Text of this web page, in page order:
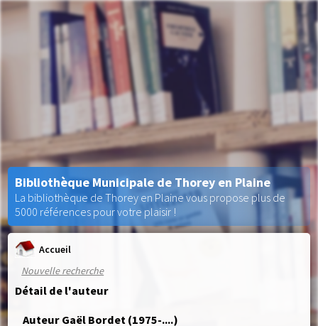
Accueil
Nouvelle recherche
Détail de l'auteur
Auteur Gaël Bordet (1975-....)
Bibliothèque Municipale de Thorey en Plaine
La bibliothèque de Thorey en Plaine vous propose plus de
5000 références pour votre plaisir !